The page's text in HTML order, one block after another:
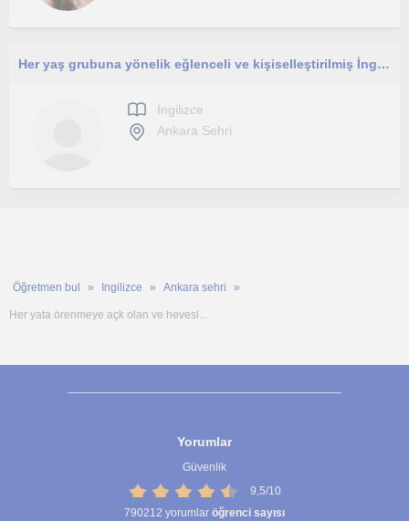
Her yaş grubuna yönelik eğlenceli ve kişiselleştirilmiş İngilizce dersleri
Ingilizce
Ankara Sehri
Öğretmen bul Ingilizce Ankara sehri
Her yata örenmeye açk olan ve hevesl...
Yorumlar
Güvenlik
9,5/10
790212 yorumlar öğrenci sayısı